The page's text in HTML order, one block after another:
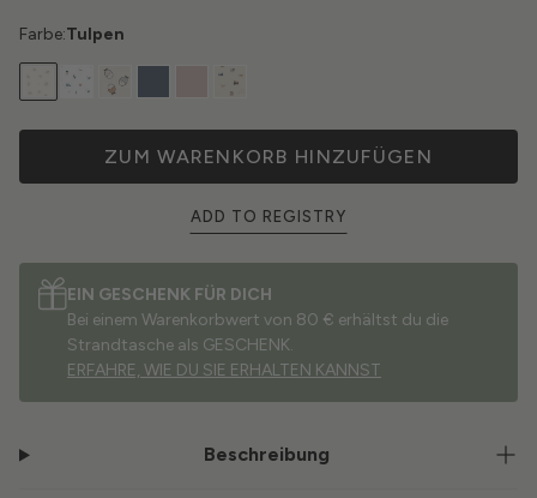
Farbe:Tulpen
ZUM WARENKORB HINZUFÜGEN
ADD TO REGISTRY
EIN GESCHENK FÜR DICH
Bei einem Warenkorbwert von 80 € erhältst du die
Strandtasche als GESCHENK.
ERFAHRE, WIE DU SIE ERHALTEN KANNST
Beschreibung